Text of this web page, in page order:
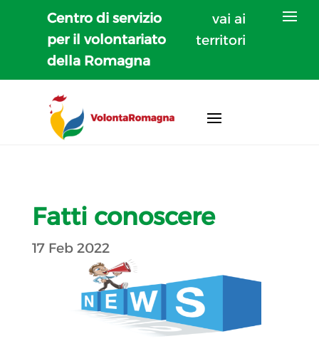
Centro di servizio
per il volontariato
della Romagna
vai ai
territori
Fatti conoscere
17 Feb 2022